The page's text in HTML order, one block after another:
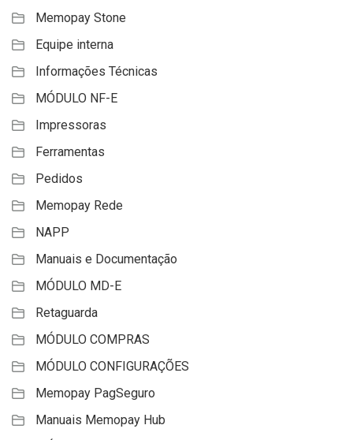
Memopay Stone
Equipe interna
Informações Técnicas
MÓDULO NF-E
Impressoras
Ferramentas
Pedidos
Memopay Rede
NAPP
Manuais e Documentação
MÓDULO MD-E
Retaguarda
MÓDULO COMPRAS
MÓDULO CONFIGURAÇÕES
Memopay PagSeguro
Manuais Memopay Hub